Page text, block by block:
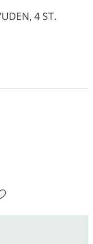
4 ST.
Lägg till i favoriter